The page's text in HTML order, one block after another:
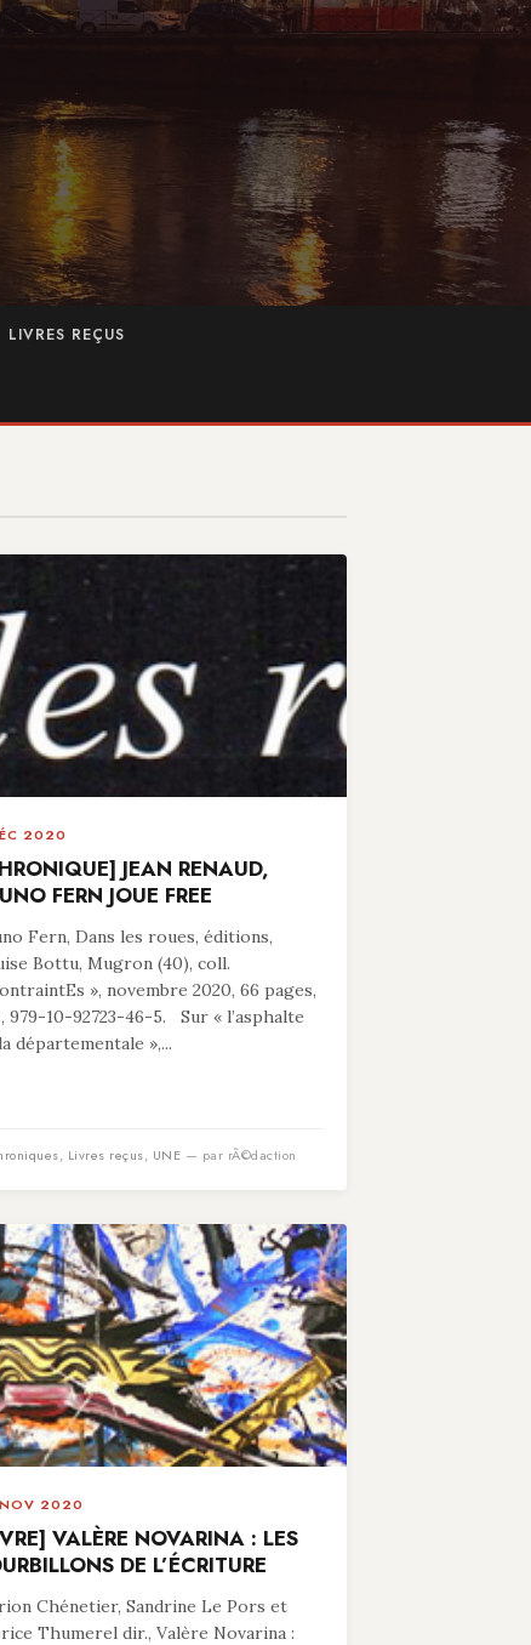
LIVRES REÇUS
2020
JEAN RENAUD,
FERN JOUE FREE
Fern, Dans les roues, éditions,
Bottu, Mugron (40), coll.
», novembre 2020, 66 pages,
979-10-92723-46-5. Sur « l’asphalte
départementale »,...
, Livres reçus, UNE — par rÃ©daction
2020
VALÈRE NOVARINA : LES
DE L’ÉCRITURE
Chénetier, Sandrine Le Pors et
Thumerel dir., Valère Novarina :